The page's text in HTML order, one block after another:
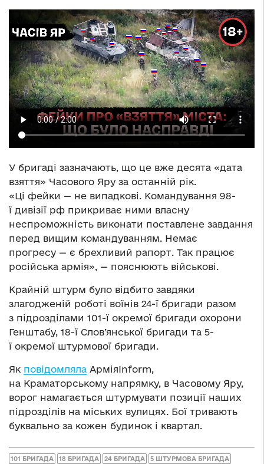
У бригаді зазначають, що це вже десята «дата
взяття» Часового Яру за останній рік.
«Ці фейки — не випадкові. Командування 98-
ї дивізії рф прикриває ними власну
неспроможність виконати поставлене завдання
перед вищим командуванням. Немає
прогресу — є брехливий рапорт. Так працює
російська армія», — пояснюють військові.
Крайній штурм було відбито завдяки
злагодженій роботі воїнів 24-ї бригади разом
з підрозділами 101-ї окремої бригади охорони
Генштабу, 18-ї Слов’янської бригади та 5-
ї окремої штурмової бригади.
Як повідомляла АрміяInform,
на Краматорському напрямку, в Часовому Яру,
ворог намагається штурмувати позиції наших
підрозділів на міських вулицях. Бої тривають
буквально за кожен будинок і квартал.
101 БРИГАДА 18 БРИГАДА 24 БРИГАДА 5 ШТУРМОВА БРИГАДА